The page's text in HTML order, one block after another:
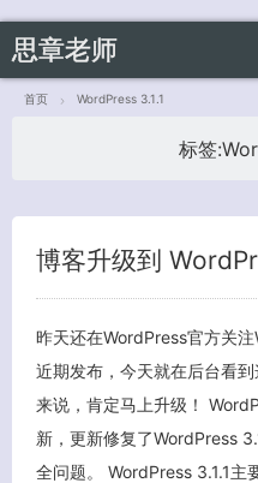
思章老师
首页 WordPress 3.1.1
标签:
博客升级到
昨天还在WordPress官方关
近期发布，今天就在后台看
来说，肯定马上升级！
新，更新修复了WordPress
全问题。 WordPress 3.1.1主